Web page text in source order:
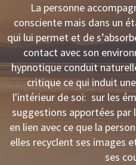
La personne
consciente mais dans un
qui lui permet et de
contact avec son
hypnotique conduit
critique ce qui induit
l'intérieur de soi: sur les
suggestions apportées
en lien avec ce que la
elles recyclent ses images
ses